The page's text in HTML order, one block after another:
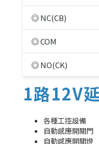
◎ NC(CB)
◎ COM
◎ NO(CK)
1路12V
各種工控設備
自動感應開關門
自動感應開關燈